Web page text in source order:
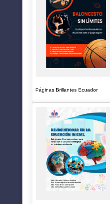
Páginas Brillantes Ecuador